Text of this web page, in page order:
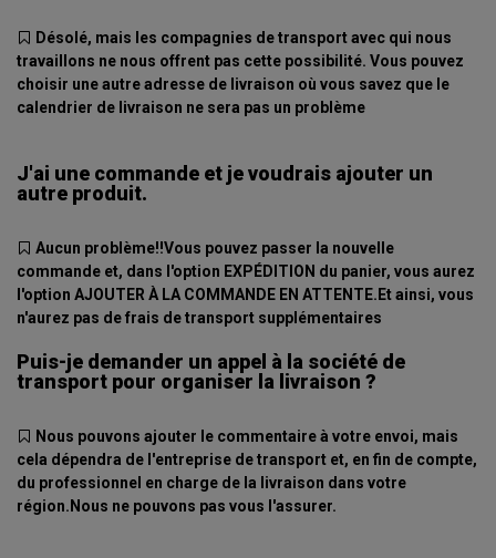
Désolé, mais les compagnies de transport avec qui nous
travaillons ne nous offrent pas cette possibilité. Vous pouvez
choisir une autre adresse de livraison où vous savez que le
calendrier de livraison ne sera pas un problème
J'ai une commande et je voudrais ajouter un
autre produit.
Aucun problème!!Vous pouvez passer la nouvelle
commande et, dans l'option EXPÉDITION du panier, vous aurez
l'option AJOUTER À LA COMMANDE EN ATTENTE.Et ainsi, vous
n'aurez pas de frais de transport supplémentaires
Puis-je demander un appel à la société de
transport pour organiser la livraison ?
Nous pouvons ajouter le commentaire à votre envoi, mais
cela dépendra de l'entreprise de transport et, en fin de compte,
du professionnel en charge de la livraison dans votre
région.Nous ne pouvons pas vous l'assurer.